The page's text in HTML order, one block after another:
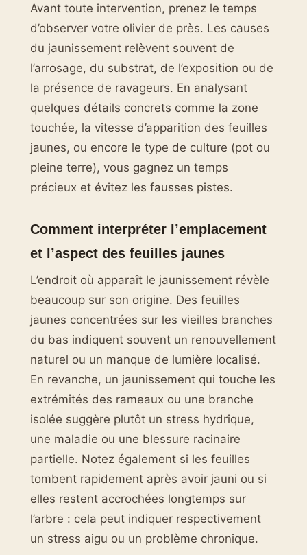
Avant toute intervention, prenez le temps
d’observer votre olivier de près. Les causes
du jaunissement relèvent souvent de
l’arrosage, du substrat, de l’exposition ou de
la présence de ravageurs. En analysant
quelques détails concrets comme la zone
touchée, la vitesse d’apparition des feuilles
jaunes, ou encore le type de culture (pot ou
pleine terre), vous gagnez un temps
précieux et évitez les fausses pistes.
Comment interpréter l’emplacement
et l’aspect des feuilles jaunes
L’endroit où apparaît le jaunissement révèle
beaucoup sur son origine. Des feuilles
jaunes concentrées sur les vieilles branches
du bas indiquent souvent un renouvellement
naturel ou un manque de lumière localisé.
En revanche, un jaunissement qui touche les
extrémités des rameaux ou une branche
isolée suggère plutôt un stress hydrique,
une maladie ou une blessure racinaire
partielle. Notez également si les feuilles
tombent rapidement après avoir jauni ou si
elles restent accrochées longtemps sur
l’arbre : cela peut indiquer respectivement
un stress aigu ou un problème chronique.